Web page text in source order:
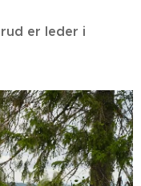
er leder i